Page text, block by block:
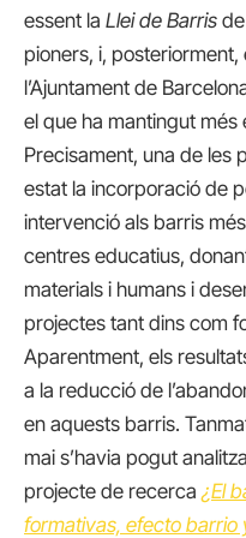
essent la Llei de Barris
pioners, i,
l’Ajuntament de
el que ha mantingut més
Precisament, una de les
estat la incorporació de
intervenció als barris
centres educatius,
materials i humans i
projectes tant dins com
Aparentment, els
a la reducció de
en aquests barris.
mai s’havia pogut
projecte de recerca ¿El
formativas, efecto barrio